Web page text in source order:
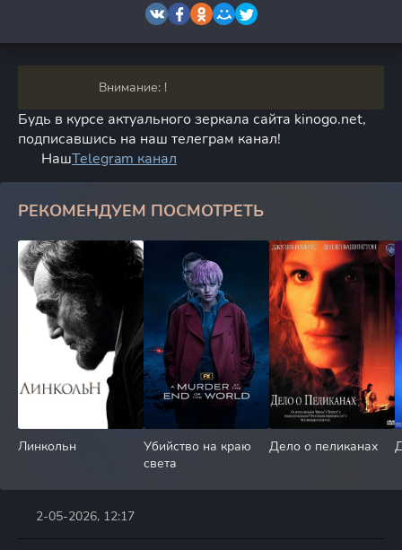
Внимание: !
Будь в курсе актуального зеркала сайта kinogo.net,
подписавшись на наш телеграм канал!
НашTelegram канал
РЕКОМЕНДУЕМ ПОСМОТРЕТЬ
Линкольн
Убийство на краю
света
Дело о пеликанах
2-05-2026, 12:17